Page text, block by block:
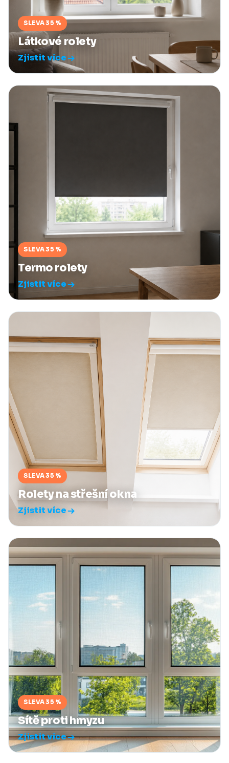
SLEVA 35 %
Látkové rolety
Zjistit více
SLEVA 35 %
Termo rolety
Zjistit více
SLEVA 35 %
Rolety na střešní okna
Zjistit více
SLEVA 35 %
Sítě proti hmyzu
Zjistit více